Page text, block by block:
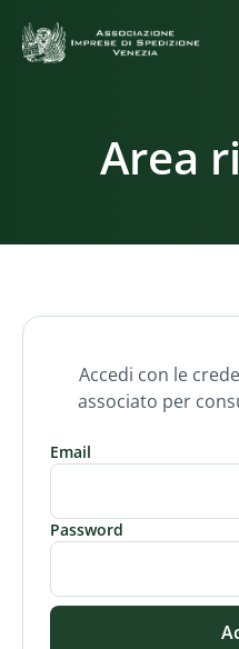
Area
Accedi con le
associato per
Email
Password